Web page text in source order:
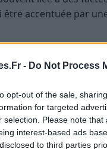
- Do Not Process
opt-out of the sale,
for targeted
selection. Please note
interest-based ads
to third parties
accentuée par
: cela favorise
non adaptés à la
brillance.